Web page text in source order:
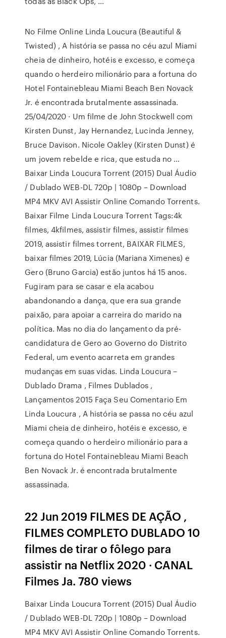
No Filme Online Linda Loucura (Beautiful &
Twisted) , A história se passa no céu azul Miami
cheia de dinheiro, hotéis e excesso, e começa
quando o herdeiro milionário para a fortuna do
Hotel Fontainebleau Miami Beach Ben Novack
Jr. é encontrada brutalmente assassinada.
25/04/2020 · Um filme de John Stockwell com
Kirsten Dunst, Jay Hernandez, Lucinda Jenney,
Bruce Davison. Nicole Oakley (Kirsten Dunst) é
um jovem rebelde e rica, que estuda no …
Baixar Linda Loucura Torrent (2015) Dual Áudio
/ Dublado WEB-DL 720p | 1080p – Download
MP4 MKV AVI Assistir Online Comando Torrents.
Baixar Filme Linda Loucura Torrent Tags:4k
filmes, 4kfilmes, assistir filmes, assistir filmes
2019, assistir filmes torrent, BAIXAR FILMES,
baixar filmes 2019, Lúcia (Mariana Ximenes) e
Gero (Bruno Garcia) estão juntos há 15 anos.
Fugiram para se casar e ela acabou
abandonando a dança, que era sua grande
paixão, para apoiar a carreira do marido na
política. Mas no dia do lançamento da pré-
candidatura de Gero ao Governo do Distrito
Federal, um evento acarreta em grandes
mudanças em suas vidas. Linda Loucura –
Dublado Drama , Filmes Dublados ,
Lançamentos 2015 Faça Seu Comentario Em
Linda Loucura , A história se passa no céu azul
Miami cheia de dinheiro, hotéis e excesso, e
começa quando o herdeiro milionário para a
fortuna do Hotel Fontainebleau Miami Beach
Ben Novack Jr. é encontrada brutalmente
assassinada.
22 Jun 2019 FILMES DE AÇÃO ,
FILMES COMPLETO DUBLADO 10
filmes de tirar o fôlego para
assistir na Netflix 2020 · CANAL
Filmes Ja. 780 views
Baixar Linda Loucura Torrent (2015) Dual Áudio
/ Dublado WEB-DL 720p | 1080p – Download
MP4 MKV AVI Assistir Online Comando Torrents.